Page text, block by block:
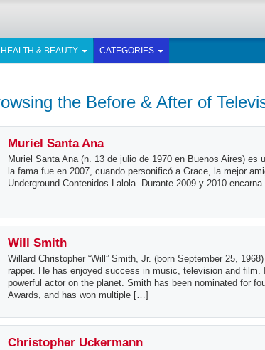
HEALTH & BEAUTY CATEGORIES
the Before & After of
Muriel Santa Ana
Muriel Santa Ana (n. 13 de julio de 1970 en Buenos Aires)
la fama fue en 2007, cuando personificó a Grace, la mejor
Underground Contenidos Lalola. Durante 2009 y 2010
Will Smith
Willard Christopher “Will” Smith, Jr. (born September 25,
rapper. He has enjoyed success in music, television and
powerful actor on the planet. Smith has been nominated for
Awards, and has won multiple […]
Christopher Uckermann